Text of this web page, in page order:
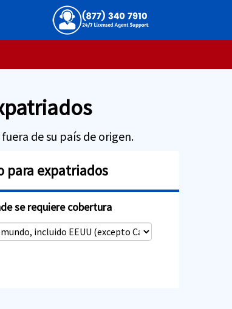
de su país de origen.
para expatriados
se requiere cobertura